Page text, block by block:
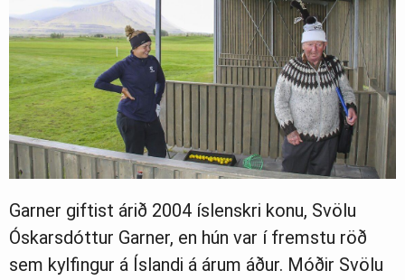
Garner giftist árið 2004 íslenskri konu, Svölu
Óskarsdóttur Garner, en hún var í fremstu röð
sem kylfingur á Íslandi á árum áður. Móðir Svölu